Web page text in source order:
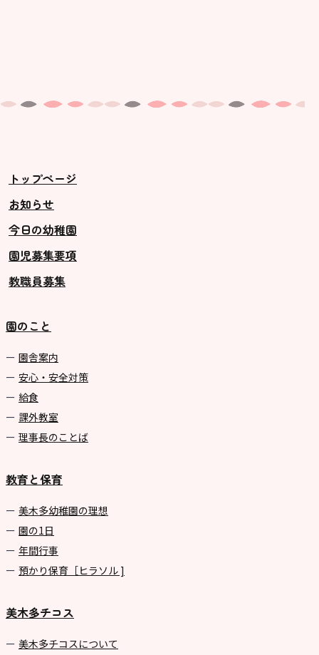
トップページ
お知らせ
今日の幼稚園
園児募集要項
教職員募集
園のこと
園舎案内
安心・安全対策
給食
課外教室
理事長のことば
教育と保育
美⽊多幼稚園の理想
園の1⽇
年間⾏事
預かり保育［ヒラソル ]
美木多チコス
美⽊多チコスについて